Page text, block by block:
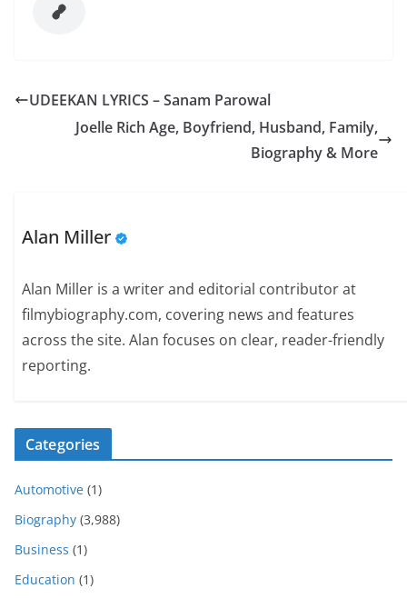
UDEEKAN LYRICS – Sanam Parowal
Joelle Rich Age, Boyfriend, Husband, Family,
Biography & More
Alan Miller
Alan Miller is a writer and editorial contributor at
filmybiography.com, covering news and features
across the site. Alan focuses on clear, reader-friendly
reporting.
Categories
Automotive (1)
Biography (3,988)
Business (1)
Education (1)